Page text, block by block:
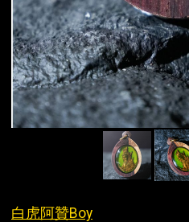
白虎阿贊Boy